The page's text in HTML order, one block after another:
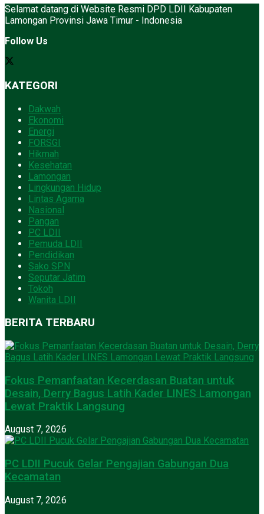
Selamat datang di Website Resmi DPD LDII Kabupaten
Lamongan Provinsi Jawa Timur - Indonesia
Follow Us
KATEGORI
Dakwah
Ekonomi
Energi
FORSGI
Hikmah
Kesehatan
Lamongan
Lingkungan Hidup
Lintas Agama
Nasional
Pangan
PC LDII
Pemuda LDII
Pendidikan
Sako SPN
Seputar Jatim
Tokoh
Wanita LDII
BERITA TERBARU
Fokus Pemanfaatan Kecerdasan Buatan untuk
Desain, Derry Bagus Latih Kader LINES Lamongan
Lewat Praktik Langsung
August 7, 2026
PC LDII Pucuk Gelar Pengajian Gabungan Dua
Kecamatan
August 7, 2026